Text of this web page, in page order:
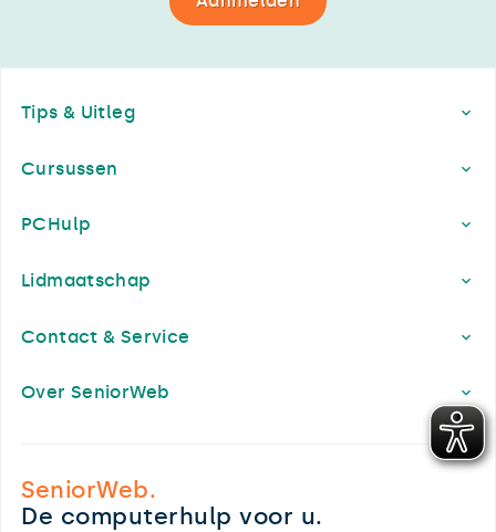
Tips & Uitleg
Cursussen
PCHulp
Lidmaatschap
Contact & Service
Over SeniorWeb
SeniorWeb.
De computerhulp voor u.